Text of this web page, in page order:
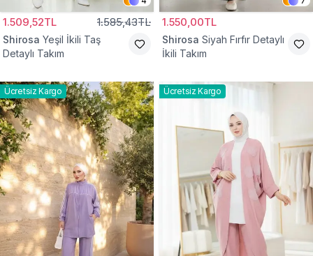
1.509,52TL 1.585,43TL
Shirosa Yeşil İkili Taş
Detaylı Takım
1.550,00TL
Shirosa Siyah Fırfır Detaylı
İkili Takım
Ücretsiz Kargo Ücretsiz Kargo